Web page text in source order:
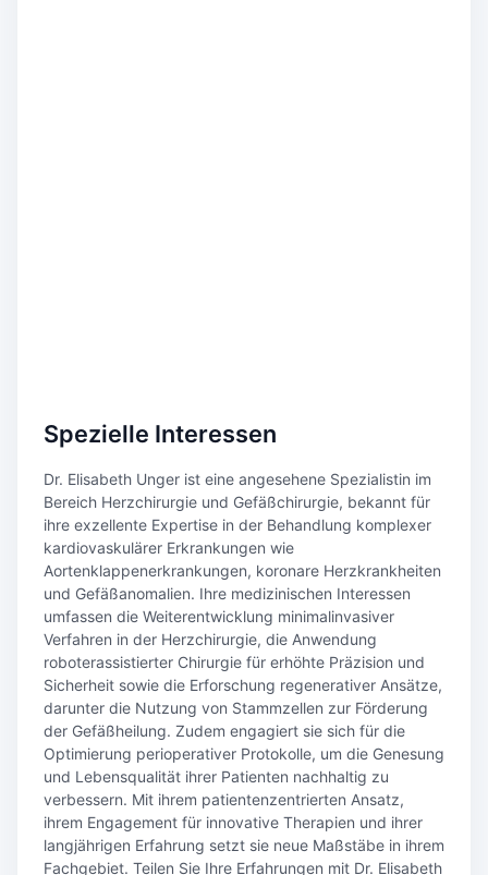
Spezielle Interessen
Dr. Elisabeth Unger ist eine angesehene Spezialistin im
Bereich Herzchirurgie und Gefäßchirurgie, bekannt für
ihre exzellente Expertise in der Behandlung komplexer
kardiovaskulärer Erkrankungen wie
Aortenklappenerkrankungen, koronare Herzkrankheiten
und Gefäßanomalien. Ihre medizinischen Interessen
umfassen die Weiterentwicklung minimalinvasiver
Verfahren in der Herzchirurgie, die Anwendung
roboterassistierter Chirurgie für erhöhte Präzision und
Sicherheit sowie die Erforschung regenerativer Ansätze,
darunter die Nutzung von Stammzellen zur Förderung
der Gefäßheilung. Zudem engagiert sie sich für die
Optimierung perioperativer Protokolle, um die Genesung
und Lebensqualität ihrer Patienten nachhaltig zu
verbessern. Mit ihrem patientenzentrierten Ansatz,
ihrem Engagement für innovative Therapien und ihrer
langjährigen Erfahrung setzt sie neue Maßstäbe in ihrem
Fachgebiet. Teilen Sie Ihre Erfahrungen mit Dr. Elisabeth